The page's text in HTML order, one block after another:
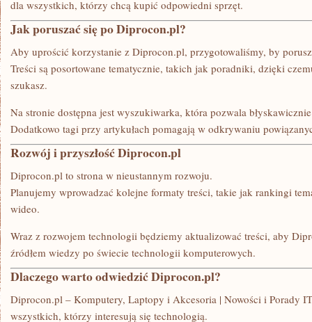
dla wszystkich, którzy chcą kupić odpowiedni sprzęt.
Jak poruszać się po Diprocon.pl?
Aby uprościć korzystanie z Diprocon.pl, przygotowaliśmy, by
Treści są posortowane tematycznie, takich jak poradniki, dzięki
szukasz.
Na stronie dostępna jest wyszukiwarka, która pozwala
Dodatkowo tagi przy artykułach pomagają w odkrywaniu
Rozwój i przyszłość Diprocon.pl
Diprocon.pl to strona w nieustannym rozwoju.
Planujemy wprowadzać kolejne formaty treści, takie jak rankingi
wideo.
Wraz z rozwojem technologii będziemy aktualizować treści, aby
źródłem wiedzy po świecie technologii komputerowych.
Dlaczego warto odwiedzić Diprocon.pl?
Diprocon.pl – Komputery, Laptopy i Akcesoria | Nowości i Porady
wszystkich, którzy interesują się technologią.